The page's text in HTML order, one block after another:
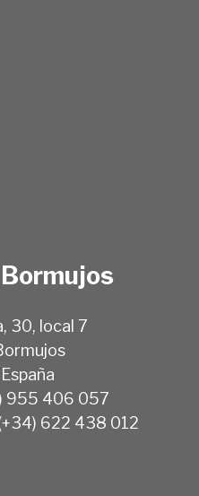
30, local 7
955 406 057
622 438 012